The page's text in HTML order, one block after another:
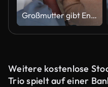
Großmutter gibt Enkelin Klavierunterricht
Weitere kostenlose
Trio spielt auf einer